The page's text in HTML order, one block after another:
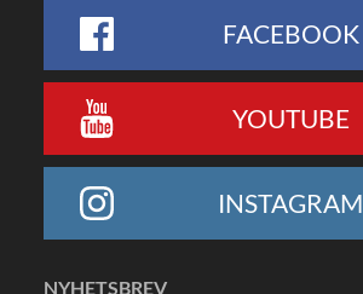
FACEBOOK
YOUTUBE
INSTAGRAM
NYHETSBREV